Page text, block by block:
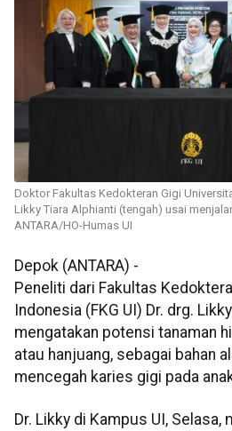
Doktor Fakultas Kedokteran Gigi
Likky Tiara Alphianti (tengah) usai
ANTARA/HO-Humas UI
Depok (ANTARA) -
Peneliti dari Fakultas
Indonesia (FKG UI) Dr. drg.
mengatakan potensi tanaman
atau hanjuang, sebagai bahan
mencegah karies gigi pada
Dr. Likky di Kampus UI, Selasa,